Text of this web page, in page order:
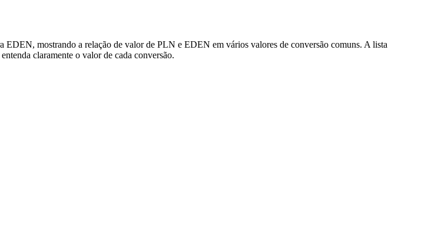
mostrando a relação de valor de PLN e EDEN em vários valores de conversão comuns. A lista
claramente o valor de cada conversão.